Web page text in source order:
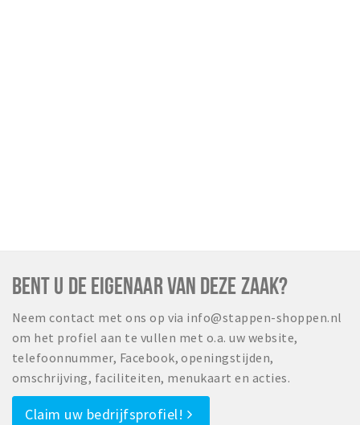
BENT U DE EIGENAAR VAN DEZE ZAAK?
Neem contact met ons op via info@stappen-shoppen.nl
om het profiel aan te vullen met o.a. uw website,
telefoonnummer, Facebook, openingstijden,
omschrijving, faciliteiten, menukaart en acties.
Claim uw bedrijfsprofiel!